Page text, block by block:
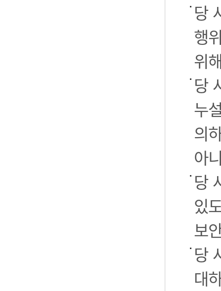
당
행
위
당
누
의
아
당
있
보
당
대